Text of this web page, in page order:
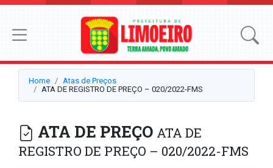
Home
Atas de Preços
ATA DE REGISTRO DE PREÇO – 020/2022-FMS
ATA DE PREÇO ATA DE
REGISTRO DE PREÇO – 020/2022-FMS